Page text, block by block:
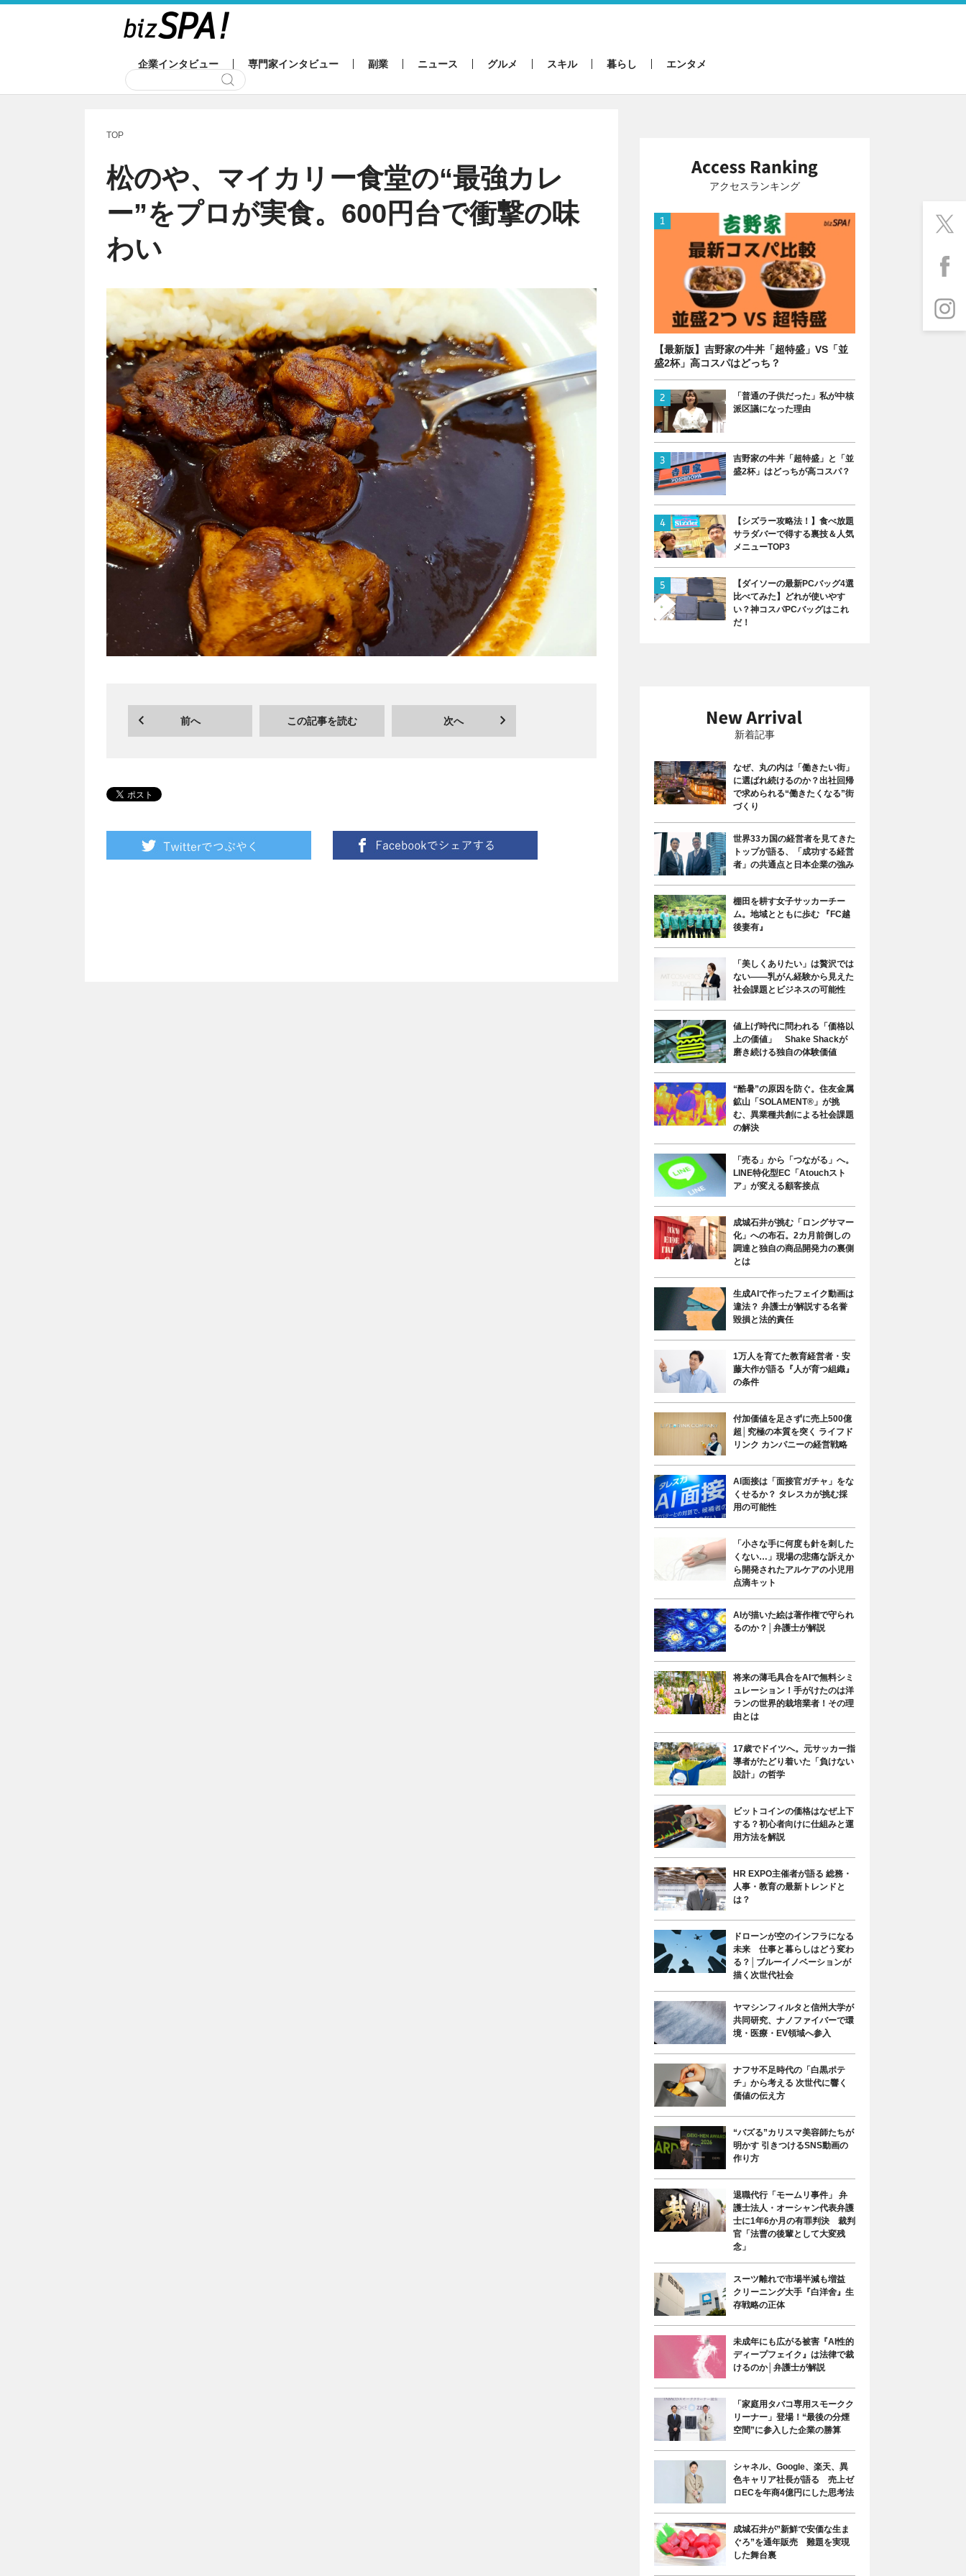
企業インタビュー 専門家インタビュー 副業 ニュース グルメ スキル 暮らし エンタメ
TOP
松のや、マイカリー食堂の“最強カレ
ー”をプロが実食。600円台で衝撃の味
わい
前へ この記事を読む 次へ
アクセスランキング
【最新版】吉野家の牛丼「超特盛」VS「並
盛2杯」高コスパはどっち？
「普通の子供だった」私が中核
派区議になった理由
吉野家の牛丼「超特盛」と「並
盛2杯」はどっちが高コスパ？
【シズラー攻略法！】食べ放題
サラダバーで得する裏技＆人気
メニューTOP3
【ダイソーの最新PCバッグ4選
比べてみた】どれが使いやす
い？神コスパPCバッグはこれ
だ！
新着記事
なぜ、丸の内は「働きたい街」
に選ばれ続けるのか？出社回帰
で求められる“働きたくなる”街
づくり
世界33カ国の経営者を見てきた
トップが語る、「成功する経営
者」の共通点と日本企業の強み
棚田を耕す女子サッカーチー
ム。地域とともに歩む 『FC越
後妻有』
「美しくありたい」は贅沢では
ない――乳がん経験から見えた
社会課題とビジネスの可能性
値上げ時代に問われる「価格以
上の価値」 Shake Shackが
磨き続ける独自の体験価値
“酷暑”の原因を防ぐ。住友金属
鉱山「SOLAMENT®」が挑
む、異業種共創による社会課題
の解決
「売る」から「つながる」へ。
LINE特化型EC「Atouchスト
ア」が変える顧客接点
成城石井が挑む「ロングサマー
化」への布石。2カ月前倒しの
調達と独自の商品開発力の裏側
とは
生成AIで作ったフェイク動画は
違法？ 弁護士が解説する名誉
毀損と法的責任
1万人を育てた教育経営者・安
藤大作が語る『人が育つ組織』
の条件
付加価値を足さずに売上500億
超│究極の本質を突く ライフド
リンク カンパニーの経営戦略
AI面接は「面接官ガチャ」をな
くせるか？ タレスカが挑む採
用の可能性
「小さな手に何度も針を刺した
くない…」現場の悲痛な訴えか
ら開発されたアルケアの小児用
点滴キット
AIが描いた絵は著作権で守られ
るのか？│弁護士が解説
将来の薄毛具合をAIで無料シミ
ュレーション！手がけたのは洋
ランの世界的栽培業者！その理
由とは
17歳でドイツへ。元サッカー指
導者がたどり着いた「負けない
設計」の哲学
ビットコインの価格はなぜ上下
する？初心者向けに仕組みと運
用方法を解説
HR EXPO主催者が語る 総務・
人事・教育の最新トレンドと
は？
ドローンが空のインフラになる
未来 仕事と暮らしはどう変わ
る？│ブルーイノベーションが
描く次世代社会
ヤマシンフィルタと信州大学が
共同研究、ナノファイバーで環
境・医療・EV領域へ参入
ナフサ不足時代の「白黒ポテ
チ」から考える 次世代に響く
価値の伝え方
“バズる”カリスマ美容師たちが
明かす 引きつけるSNS動画の
作り方
退職代行「モームリ事件」 弁
護士法人・オーシャン代表弁護
士に1年6か月の有罪判決 裁判
官「法曹の後輩として大変残
念」
スーツ離れで市場半減も増益
クリーニング大手『白洋舍』生
存戦略の正体
未成年にも広がる被害『AI性的
ディープフェイク』は法律で裁
けるのか│弁護士が解説
「家庭用タバコ専用スモークク
リーナー」登場！“最後の分煙
空間”に参入した企業の勝算
シャネル、Google、楽天、異
色キャリア社長が語る 売上ゼ
ロECを年商4億円にした思考法
成城石井が”新鮮で安価な生ま
ぐろ”を通年販売 難題を実現
した舞台裏